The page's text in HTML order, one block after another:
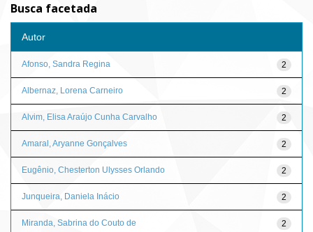
Busca facetada
Autor
2
Afonso, Sandra Regina
2
Albernaz, Lorena Carneiro
2
Alvim, Elisa Araújo Cunha Carvalho
2
Amaral, Aryanne Gonçalves
2
Eugênio, Chesterton Ulysses Orlando
2
Junqueira, Daniela Inácio
2
Miranda, Sabrina do Couto de